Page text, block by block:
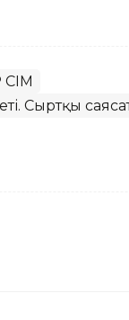
СІМ
Сыртқы